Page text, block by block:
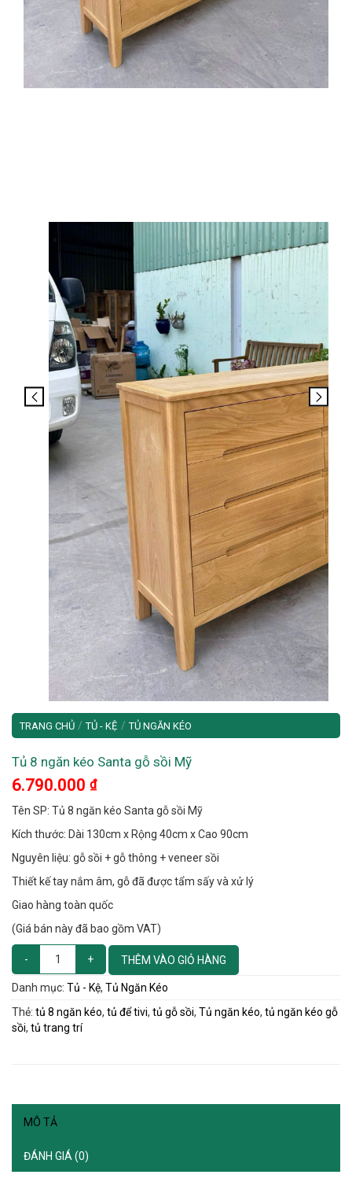
TRANG CHỦ / TỦ - KỆ / TỦ NGĂN KÉO
Tủ 8 ngăn kéo Santa gỗ sồi Mỹ
6.790.000 ₫
Tên SP: Tủ 8 ngăn kéo Santa gỗ sồi Mỹ
Kích thước: Dài 130cm x Rộng 40cm x Cao 90cm
Nguyên liệu: gỗ sồi + gỗ thông + veneer sồi
Thiết kế tay nắm âm, gỗ đã được tẩm sấy và xử lý
Giao hàng toàn quốc
(Giá bán này đã bao gồm VAT)
THÊM VÀO GIỎ HÀNG
Danh mục: Tủ - Kệ, Tủ Ngăn Kéo
Thẻ: tủ 8 ngăn kéo, tủ để tivi, tủ gỗ sồi, Tủ ngăn kéo, tủ ngăn kéo gỗ
sồi, tủ trang trí
MÔ TẢ
ĐÁNH GIÁ (0)